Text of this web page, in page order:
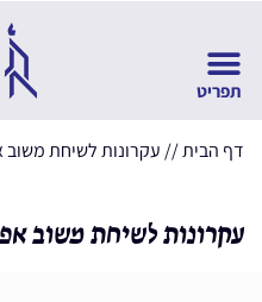
דף הבית// עקרונות לשיחת משוב
עקרונות לשיחת משוב